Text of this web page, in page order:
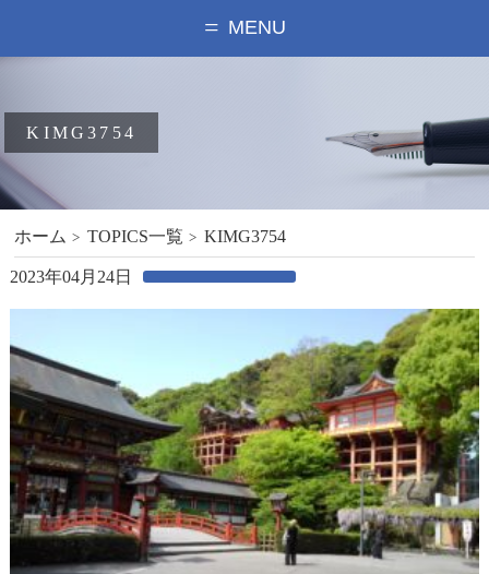
MENU
KIMG3754
ホーム TOPICS一覧 KIMG3754
2023年04月24日